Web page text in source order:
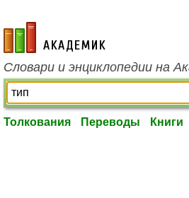
academic.ru
Словари и энциклопедии на
Толкования Переводы Книги